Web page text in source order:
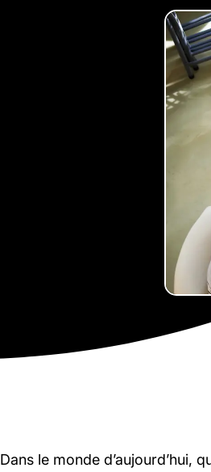
Dans le monde d’aujourd’hui,